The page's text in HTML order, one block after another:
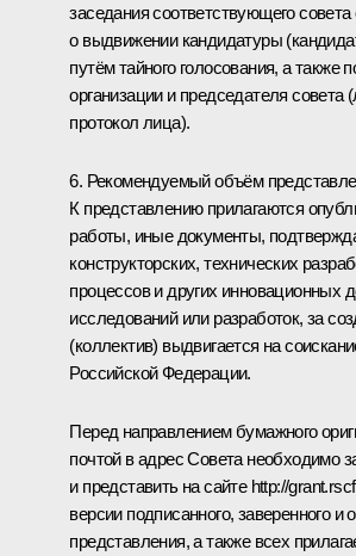
заседания соответствующего
о выдвижении кандидатуры
путём тайного голосования, а также
организации и председателя совета
протокол лица).
6. Рекомендуемый объём
К представлению прилагаются
работы, иные документы,
конструкторских, технических
процессов и других инновационных
исследований или разработок, за
(коллектив) выдвигается на
Российской Федерации.
Перед направлением бумажного
почтой в адрес Совета необходимо
и представить на сайте http://
версии подписанного, заверенного и
представления, а также всех